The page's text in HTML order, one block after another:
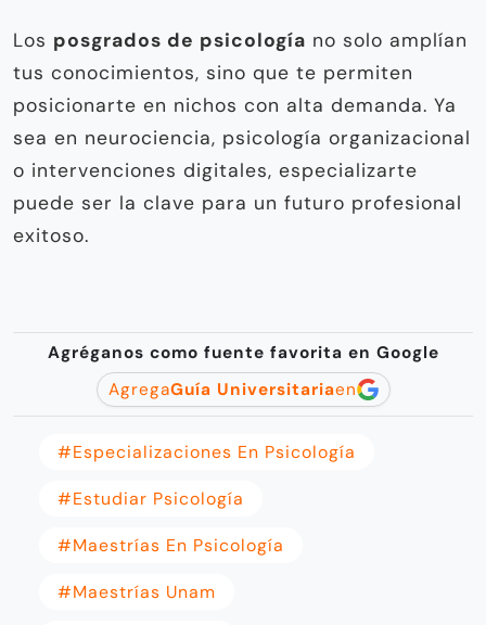
Los posgrados de psicología no solo amplían
tus conocimientos, sino que te permiten
posicionarte en nichos con alta demanda. Ya
sea en neurociencia, psicología organizacional
o intervenciones digitales, especializarte
puede ser la clave para un futuro profesional
exitoso.
Agréganos como fuente favorita en Google
AgregaGuía Universitariaen
#especializaciones En Psicología
#estudiar Psicología
#maestrías En Psicología
#maestrías Unam